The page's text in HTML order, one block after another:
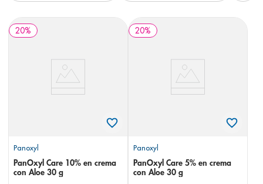
20%
Panoxyl
PanOxyl Care 10% en crema
con Aloe 30 g
20%
Panoxyl
PanOxyl Care 5% en crema
con Aloe 30 g
6. shampoo
7.
panolini
prueba embarazo